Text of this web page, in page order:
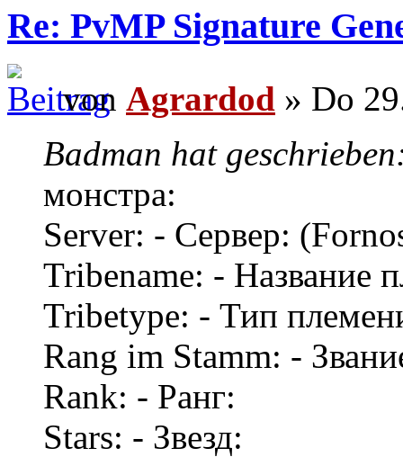
Re: PvMP Signature
von Agrardod » Do
Badman hat
монстра:
Server: - Сервер:
Tribename: - Название
Tribetype: - Тип
Rang im Stamm: -
Rank: - Ранг:
Stars: - Звезд: